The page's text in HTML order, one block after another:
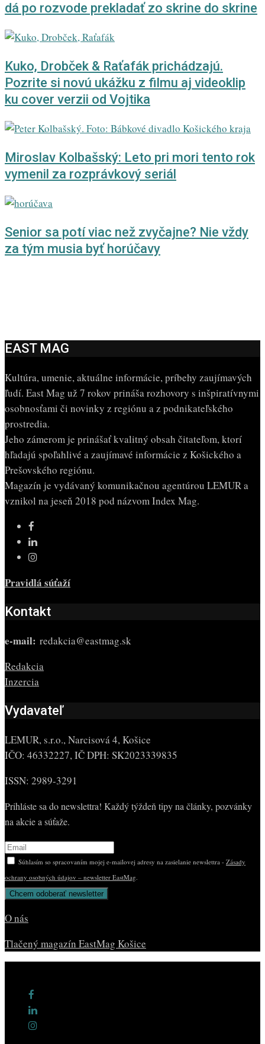
dá po rozvode prekladať zo skrine do skrine
Kuko, Drobček & Raťafák prichádzajú.
Pozrite si novú ukážku z filmu aj videoklip
ku cover verzii od Vojtika
Miroslav Kolbašský: Leto pri mori tento rok
vymenil za rozprávkový seriál
Senior sa potí viac než zvyčajne? Nie vždy
za tým musia byť horúčavy
EAST MAG
Kultúra, umenie, aktuálne informácie, príbehy zaujímavých
ľudí. East Mag už 7 rokov prináša rozhovory s inšpiratívnymi
osobnosťami či novinky z regiónu a z podnikateľského
prostredia.
Jeho zámerom je prinášať kvalitný obsah čitateľom, ktorí
hľadajú spoľahlivé a zaujímavé informácie z Košického a
Prešovského regiónu.
Magazín je vydávaný komunikačnou agentúrou LEMUR a
vznikol na jeseň 2018 pod názvom Index Mag.
Pravidlá súťaží
Kontakt
e-mail: redakcia@eastmag.sk
Redakcia
Inzercia
Vydavateľ
LEMUR, s.r.o., Narcisová 4, Košice
IČO: 46332227, IČ DPH: SK2023339835
ISSN: 2989-3291
Prihláste sa do newslettra! Každý týždeň tipy na články, pozvánky
na akcie a súťaže.
Súhlasím so spracovaním mojej e-mailovej adresy na zasielanie newslettra - Zásady
ochrany osobných údajov – newsletter EastMag.
O nás
Tlačený magazín EastMag Košice